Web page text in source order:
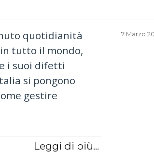
quotidianità
tutto il mondo,
i suoi difetti
si pongono
gestire
Leggi di più...
Posted
7 Marzo